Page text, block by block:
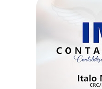
CURSINHO
PREPARATÓRIO
DEMISSÕES